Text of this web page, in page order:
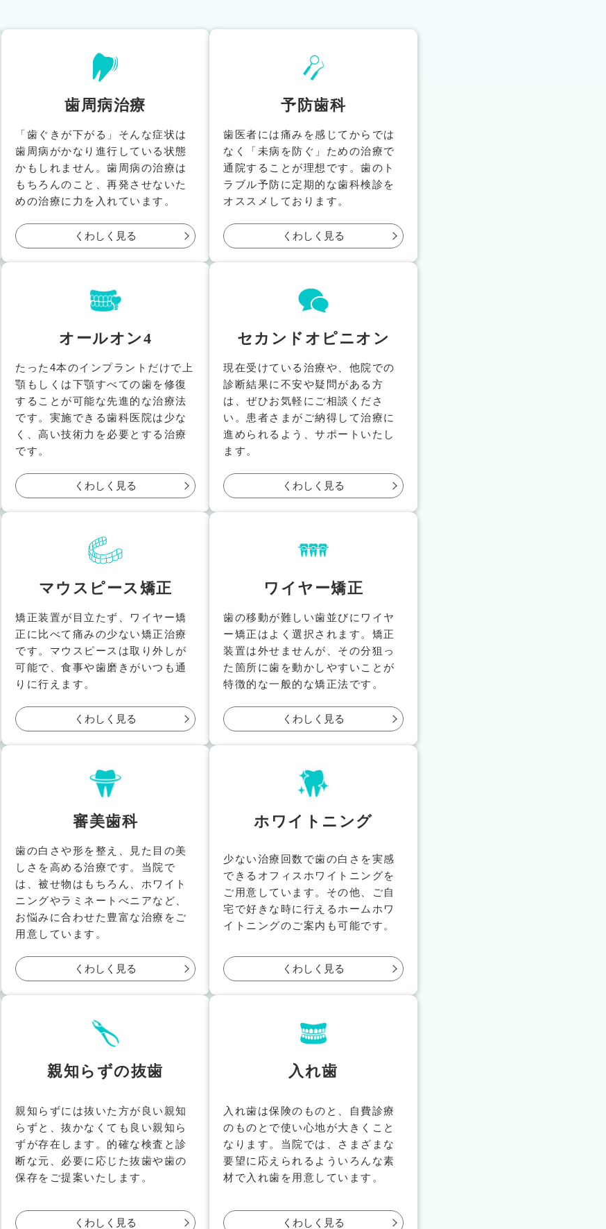
歯周病治療
「歯ぐきが下がる」そんな症状は
歯周病がかなり進行している状態
かもしれません。歯周病の治療は
もちろんのこと、再発させないた
めの治療に力を入れています。
くわしく見る
予防歯科
歯医者には痛みを感じてからでは
なく「未病を防ぐ」ための治療で
通院することが理想です。歯のト
ラブル予防に定期的な歯科検診を
オススメしております。
くわしく見る
オールオン4
たった4本のインプラントだけで上
顎もしくは下顎すべての歯を修復
することが可能な先進的な治療法
です。実施できる歯科医院は少な
く、高い技術力を必要とする治療
です。
くわしく見る
セカンドオピニオン
現在受けている治療や、他院での
診断結果に不安や疑問がある方
は、ぜひお気軽にご相談くださ
い。患者さまがご納得して治療に
進められるよう、サポートいたし
ます。
くわしく見る
マウスピース矯正
矯正装置が目立たず、ワイヤー矯
正に比べて痛みの少ない矯正治療
です。マウスピースは取り外しが
可能で、食事や歯磨きがいつも通
りに行えます。
くわしく見る
ワイヤー矯正
歯の移動が難しい歯並びにワイヤ
ー矯正はよく選択されます。矯正
装置は外せませんが、その分狙っ
た箇所に歯を動かしやすいことが
特徴的な一般的な矯正法です。
くわしく見る
審美歯科
歯の白さや形を整え、見た目の美
しさを高める治療です。当院で
は、被せ物はもちろん、ホワイト
ニングやラミネートべニアなど、
お悩みに合わせた豊富な治療をご
用意しています。
くわしく見る
ホワイトニング
少ない治療回数で歯の白さを実感
できるオフィスホワイトニングを
ご用意しています。その他、ご自
宅で好きな時に行えるホームホワ
イトニングのご案内も可能です。
くわしく見る
親知らずの抜歯
親知らずには抜いた方が良い親知
らずと、抜かなくても良い親知ら
ずが存在します。的確な検査と診
断な元、必要に応じた抜歯や歯の
保存をご提案いたします。
くわしく見る
入れ歯
入れ歯は保険のものと、自費診療
のものとで使い心地が大きくこと
なります。当院では、さまざまな
要望に応えられるよういろんな素
材で入れ歯を用意しています。
くわしく見る